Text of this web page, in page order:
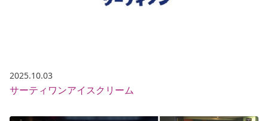
2025.10.03
サーティワンアイスクリーム